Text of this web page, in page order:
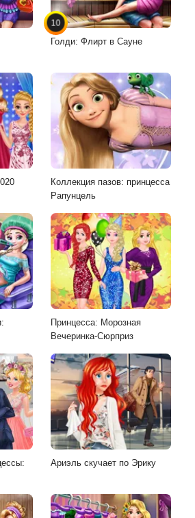
10
Голди: Флирт в Сауне
Коллекция пазов: принцесса
Рапунцель
Принцесса: Морозная
Вечеринка-Сюрприз
Ариэль скучает по Эрику